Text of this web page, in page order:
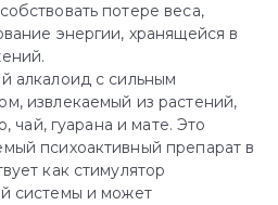
потере веса,
энергии, хранящейся в
алкалоид с сильным
извлекаемый из растений,
чай, гуарана и мате. Это
психоактивный препарат в
как стимулятор
системы и может